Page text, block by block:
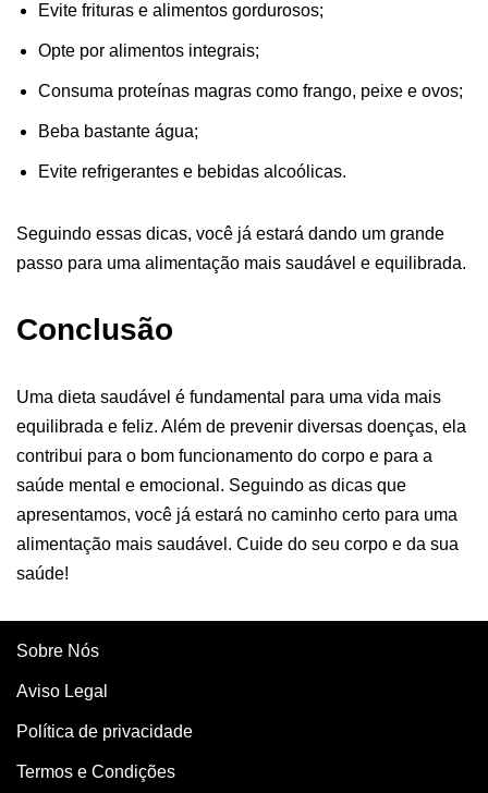
Evite frituras e alimentos gordurosos;
Opte por alimentos integrais;
Consuma proteínas magras como frango, peixe e ovos;
Beba bastante água;
Evite refrigerantes e bebidas alcoólicas.
Seguindo essas dicas, você já estará dando um grande
passo para uma alimentação mais saudável e equilibrada.
Conclusão
Uma dieta saudável é fundamental para uma vida mais
equilibrada e feliz. Além de prevenir diversas doenças, ela
contribui para o bom funcionamento do corpo e para a
saúde mental e emocional. Seguindo as dicas que
apresentamos, você já estará no caminho certo para uma
alimentação mais saudável. Cuide do seu corpo e da sua
saúde!
Sobre Nós
Aviso Legal
Política de privacidade
Termos e Condições